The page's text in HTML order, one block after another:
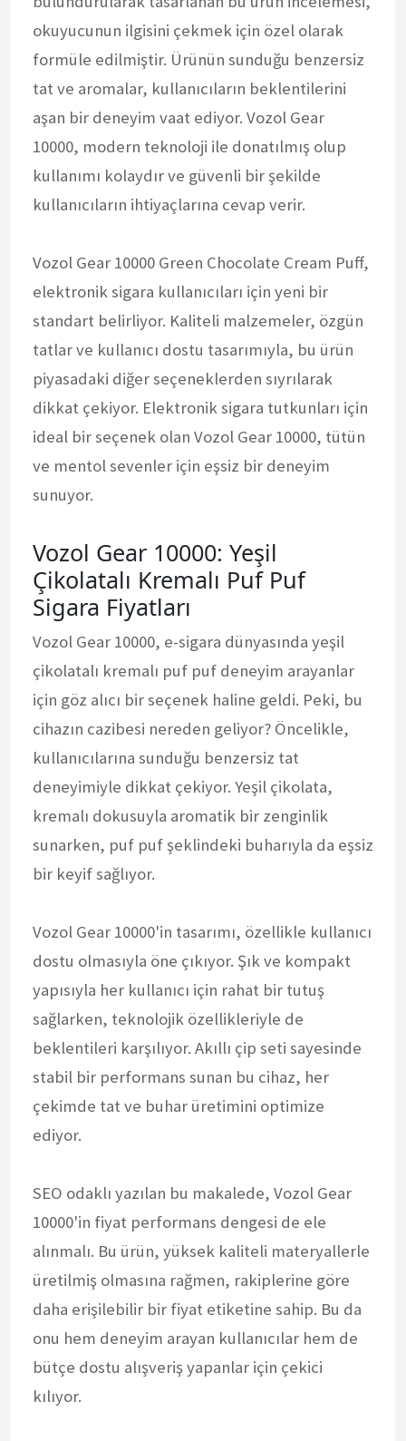
okuyucunun ilgisini çekmek için özel olarak
formüle edilmiştir. Ürünün sunduğu benzersiz
tat ve aromalar, kullanıcıların beklentilerini
aşan bir deneyim vaat ediyor. Vozol Gear
10000, modern teknoloji ile donatılmış olup
kullanımı kolaydır ve güvenli bir şekilde
kullanıcıların ihtiyaçlarına cevap verir.
Vozol Gear 10000 Green Chocolate Cream Puff,
elektronik sigara kullanıcıları için yeni bir
standart belirliyor. Kaliteli malzemeler, özgün
tatlar ve kullanıcı dostu tasarımıyla, bu ürün
piyasadaki diğer seçeneklerden sıyrılarak
dikkat çekiyor. Elektronik sigara tutkunları için
ideal bir seçenek olan Vozol Gear 10000, tütün
ve mentol sevenler için eşsiz bir deneyim
sunuyor.
Vozol Gear 10000: Yeşil
Çikolatalı Kremalı Puf Puf
Sigara Fiyatları
Vozol Gear 10000, e-sigara dünyasında yeşil
çikolatalı kremalı puf puf deneyim arayanlar
için göz alıcı bir seçenek haline geldi. Peki, bu
cihazın cazibesi nereden geliyor? Öncelikle,
kullanıcılarına sunduğu benzersiz tat
deneyimiyle dikkat çekiyor. Yeşil çikolata,
kremalı dokusuyla aromatik bir zenginlik
sunarken, puf puf şeklindeki buharıyla da eşsiz
bir keyif sağlıyor.
Vozol Gear 10000'in tasarımı, özellikle kullanıcı
dostu olmasıyla öne çıkıyor. Şık ve kompakt
yapısıyla her kullanıcı için rahat bir tutuş
sağlarken, teknolojik özellikleriyle de
beklentileri karşılıyor. Akıllı çip seti sayesinde
stabil bir performans sunan bu cihaz, her
çekimde tat ve buhar üretimini optimize
ediyor.
SEO odaklı yazılan bu makalede, Vozol Gear
10000'in fiyat performans dengesi de ele
alınmalı. Bu ürün, yüksek kaliteli materyallerle
üretilmiş olmasına rağmen, rakiplerine göre
daha erişilebilir bir fiyat etiketine sahip. Bu da
onu hem deneyim arayan kullanıcılar hem de
bütçe dostu alışveriş yapanlar için çekici
kılıyor.